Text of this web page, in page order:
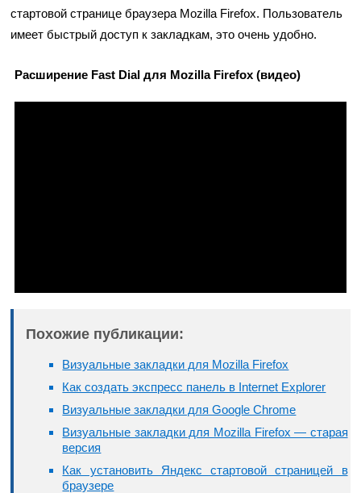
стартовой странице браузера Mozilla Firefox. Пользователь
имеет быстрый доступ к закладкам, это очень удобно.
Расширение Fast Dial для Mozilla Firefox (видео)
Похожие публикации:
Визуальные закладки для Mozilla Firefox
Как создать экспресс панель в Internet Explorer
Визуальные закладки для Google Chrome
Визуальные закладки для Mozilla Firefox — старая
версия
Как установить Яндекс стартовой страницей в
браузере